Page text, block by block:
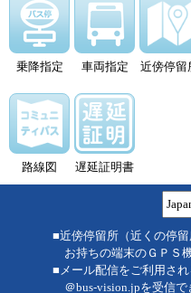
乗降指定 車両指定 近傍停留
路線図 遅延証明書
■近傍停留所（近くの停留
お持ちの端末のＧＰＳ
■メール配信をご利用され
＠bus-vision.jpを受信で